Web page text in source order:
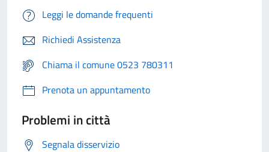
Leggi le domande frequenti
Richiedi Assistenza
Chiama il comune 0523 780311
Prenota un appuntamento
Problemi in città
Segnala disservizio